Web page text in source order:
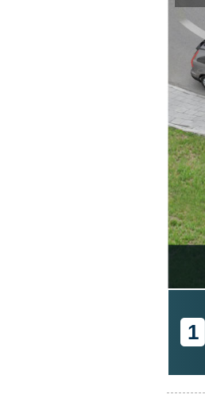
1